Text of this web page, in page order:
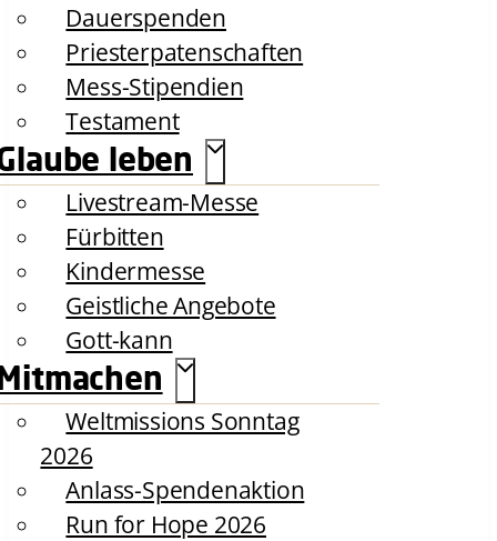
Dauerspenden
Priesterpatenschaften
Mess-Stipendien
Testament
leben
Livestream-Messe
Fürbitten
Kindermesse
Geistliche Angebote
Gott-kann
Weltmissions Sonntag
2026
Anlass-Spendenaktion
Run for Hope 2026